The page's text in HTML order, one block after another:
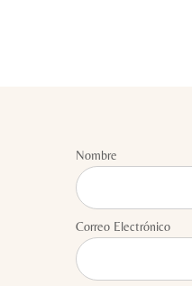
Nombre
Correo Electrónico